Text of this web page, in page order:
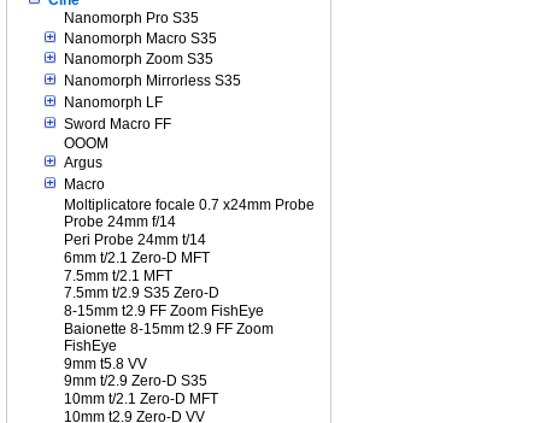
Nanomorph Pro S35
Nanomorph Macro S35
Nanomorph Zoom S35
Nanomorph Mirrorless S35
Nanomorph LF
Sword Macro FF
OOOM
Argus
Macro
Moltiplicatore focale 0.7 x24mm Probe
Probe 24mm f/14
Peri Probe 24mm t/14
6mm t/2.1 Zero-D MFT
7.5mm t/2.1 MFT
7.5mm t/2.9 S35 Zero-D
8-15mm t2.9 FF Zoom FishEye
Baionette 8-15mm t2.9 FF Zoom
FishEye
9mm t5.8 VV
9mm t/2.9 Zero-D S35
10mm t/2.1 Zero-D MFT
10mm t2.9 Zero-D VV